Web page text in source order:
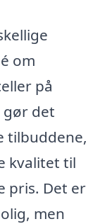
om
på
gør det
tilbuddene,
kvalitet til
pris. Det er
men